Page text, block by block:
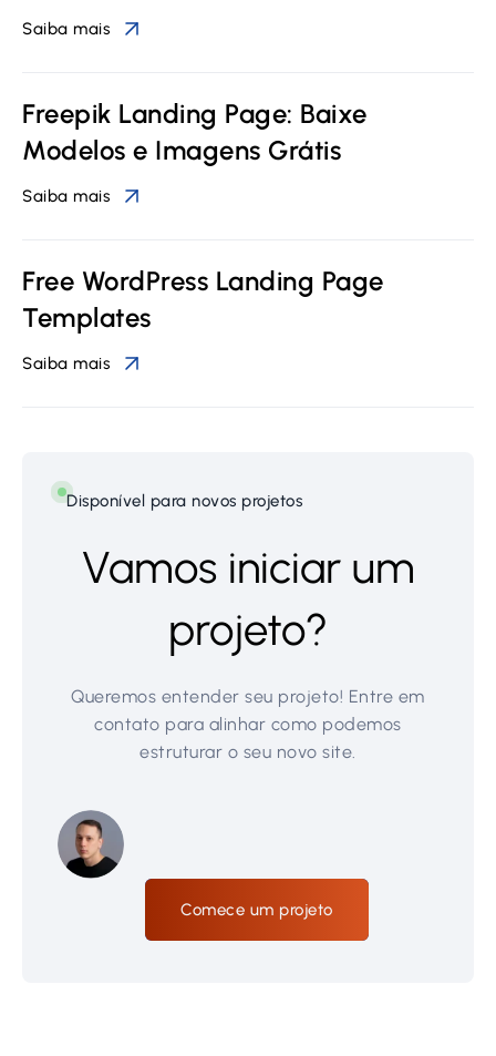
Saiba mais
Freepik Landing Page: Baixe
Modelos e Imagens Grátis
Saiba mais
Free WordPress Landing Page
Templates
Saiba mais
Disponível para novos projetos
Vamos iniciar um
projeto?
Queremos entender seu projeto! Entre em
contato para alinhar como podemos
estruturar o seu novo site.
Comece um projeto